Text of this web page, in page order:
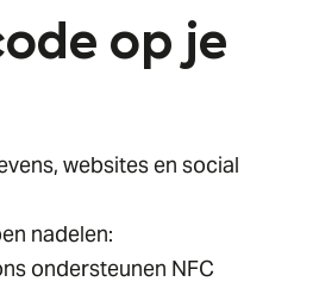
op je
websites en social
nadelen:
ondersteunen NFC